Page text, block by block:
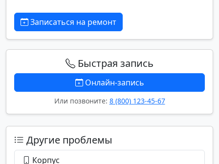
Записаться на ремонт
Быстрая запись
Онлайн-запись
Или позвоните: 8 (800) 123-45-67
Другие проблемы
Корпус